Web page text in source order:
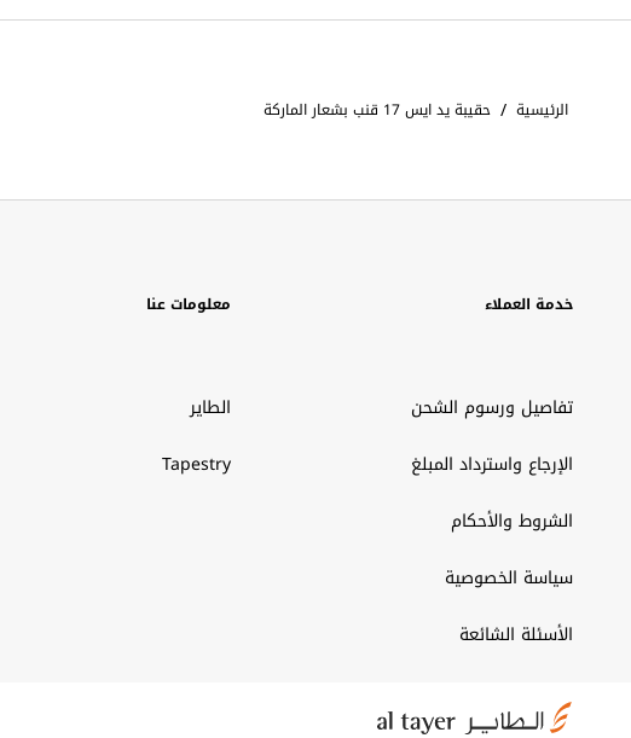
الرئيسية / حقيبة يد ايس 17 قنب بشعار الماركة
خدمة العملاء
تفاصيل ورسوم الشحن
الإرجاع واسترداد المبلغ
الشروط والأحكام
سياسة الخصوصية
الأسئلة الشائعة
معلومات عنا
الطاير
Tapestry